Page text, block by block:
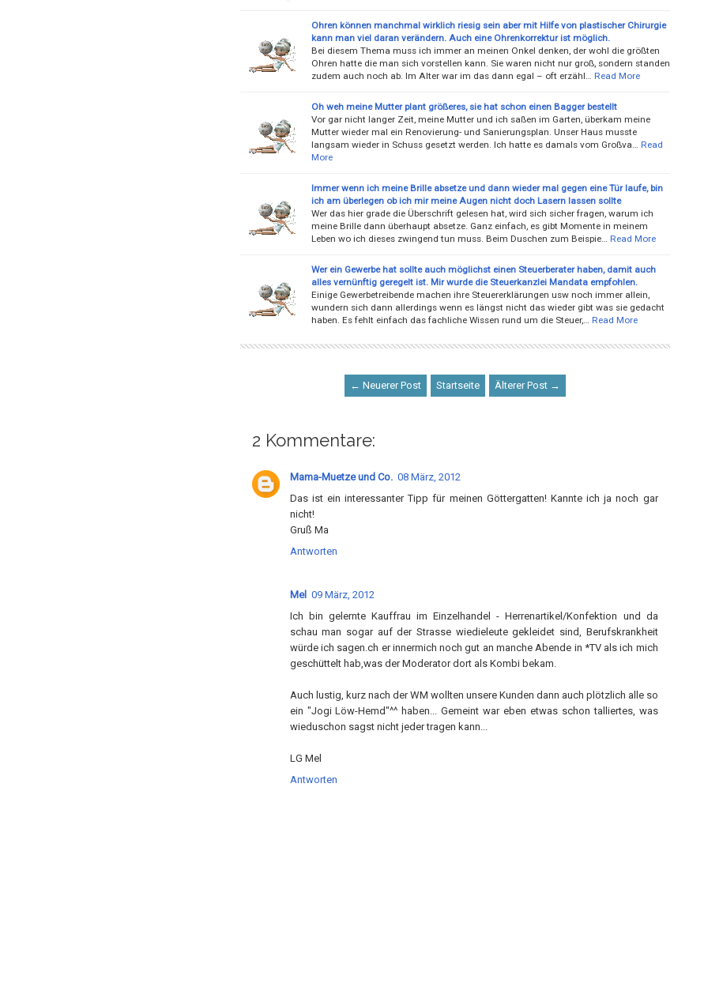
Ohren können manchmal wirklich riesig sein aber mit Hilfe von plastischer Chirurgie
kann man viel daran verändern. Auch eine Ohrenkorrektur ist möglich.
Bei diesem Thema muss ich immer an meinen Onkel denken, der wohl die größten
Ohren hatte die man sich vorstellen kann. Sie waren nicht nur groß, sondern standen
zudem auch noch ab. Im Alter war im das dann egal – oft erzähl…
Read More
Oh weh meine Mutter plant größeres, sie hat schon einen Bagger bestellt
Vor gar nicht langer Zeit, meine Mutter und ich saßen im Garten, überkam meine
Mutter wieder mal ein Renovierung- und Sanierungsplan. Unser Haus musste
langsam wieder in Schuss gesetzt werden. Ich hatte es damals vom Großva…
Read
More
Immer wenn ich meine Brille absetze und dann wieder mal gegen eine Tür laufe, bin
ich am überlegen ob ich mir meine Augen nicht doch Lasern lassen sollte
Wer das hier grade die Überschrift gelesen hat, wird sich sicher fragen, warum ich
meine Brille dann überhaupt absetze. Ganz einfach, es gibt Momente in meinem
Leben wo ich dieses zwingend tun muss. Beim Duschen zum Beispie…
Read More
Wer ein Gewerbe hat sollte auch möglichst einen Steuerberater haben, damit auch
alles vernünftig geregelt ist. Mir wurde die Steuerkanzlei Mandata empfohlen.
Einige Gewerbetreibende machen ihre Steuererklärungen usw noch immer allein,
wundern sich dann allerdings wenn es längst nicht das wieder gibt was sie gedacht
haben. Es fehlt einfach das fachliche Wissen rund um die Steuer,…
Read More
← Neuerer Post Startseite Älterer Post →
2 Kommentare:
Mama-Muetze und Co. 08 März, 2012
Das ist ein interessanter Tipp für meinen Göttergatten! Kannte ich ja noch gar
nicht!
Gruß Ma
Antworten
Mel 09 März, 2012
Ich bin gelernte Kauffrau im Einzelhandel - Herrenartikel/Konfektion und da
schau man sogar auf der Strasse wiedieleute gekleidet sind, Berufskrankheit
würde ich sagen.ch er innermich noch gut an manche Abende in *TV als ich mich
geschüttelt hab,was der Moderator dort als Kombi bekam.
Auch lustig, kurz nach der WM wollten unsere Kunden dann auch plötzlich alle so
ein "Jogi Löw-Hemd"^^ haben... Gemeint war eben etwas schon talliertes, was
wieduschon sagst nicht jeder tragen kann...
LG Mel
Antworten